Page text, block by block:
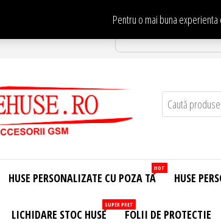
Pentru o mai buna
Te
HUSE PERSONALIZATE CU POZA TA
HOT
HUSE
LICHIDARE STOC HUSE
SUPER PRET
FOLII DE PROTECTIE